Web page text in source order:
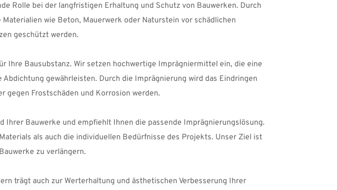
Rolle bei der langfristigen Erhaltung und Schutz von Bauwerken. Durch
wie Beton, Mauerwerk oder Naturstein vor schädlichen
geschützt werden.
Ihre Bausubstanz. Wir setzen hochwertige Imprägniermittel ein, die eine
gewährleisten. Durch die Imprägnierung wird das Eindringen
gegen Frostschäden und Korrosion werden.
Ihrer Bauwerke und empfiehlt Ihnen die passende Imprägnierungslösung.
als auch die individuellen Bedürfnisse des Projekts. Unser Ziel ist
zu verlängern.
trägt auch zur Werterhaltung und ästhetischen Verbesserung Ihrer